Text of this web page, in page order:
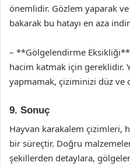
önemlidir. Gözlem yaparak
bakarak bu hatayı en aza
– **Gölgelendirme
hacim katmak için gereklidir.
yapmamak, çiziminizi düz ve
9. Sonuç
Hayvan karakalem çizimleri,
bir süreçtir. Doğru
şekillerden detaylara,